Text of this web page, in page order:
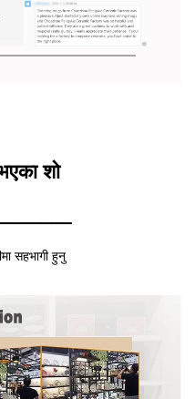
शो
सहभागी हुनु